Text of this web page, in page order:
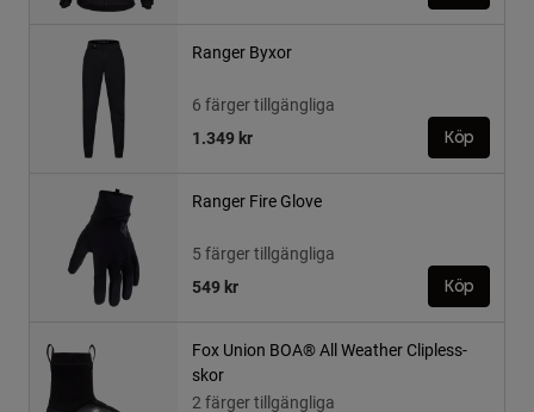
Ranger Byxor
6 färger tillgängliga
1.349 kr
Köp
Ranger Fire Glove
5 färger tillgängliga
549 kr
Köp
Fox Union BOA® All Weather Clipless-
skor
2 färger tillgängliga